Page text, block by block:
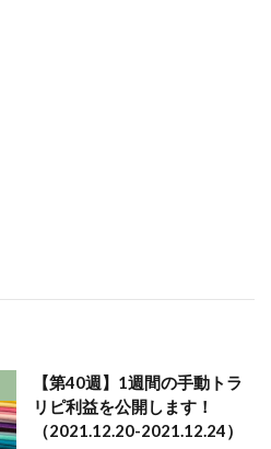
【第40週】1週間の手動トラ
リピ利益を公開します！
（2021.12.20-2021.12.24）